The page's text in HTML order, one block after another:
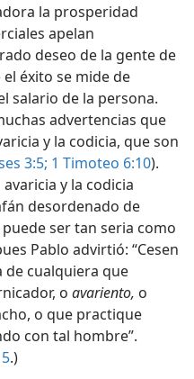
la prosperidad
apelan
deseo de la gente de
éxito se mide de
salario de la persona.
advertencias que
y la codicia, que son
3:5; 1 Timoteo 6:10).
y la codicia
desordenado de
ser tan seria como
Pablo advirtió: “Cesen
de cualquiera que
o avariento, o
o que practique
con tal hombre”.
5.)